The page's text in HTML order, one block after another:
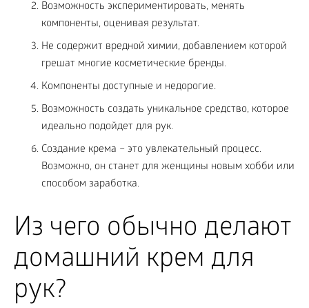
Возможность экспериментировать, менять
компоненты, оценивая результат.
Не содержит вредной химии, добавлением которой
грешат многие косметические бренды.
Компоненты доступные и недорогие.
Возможность создать уникальное средство, которое
идеально подойдет для рук.
Создание крема – это увлекательный процесс.
Возможно, он станет для женщины новым хобби или
способом заработка.
Из чего обычно делают
домашний крем для
рук?